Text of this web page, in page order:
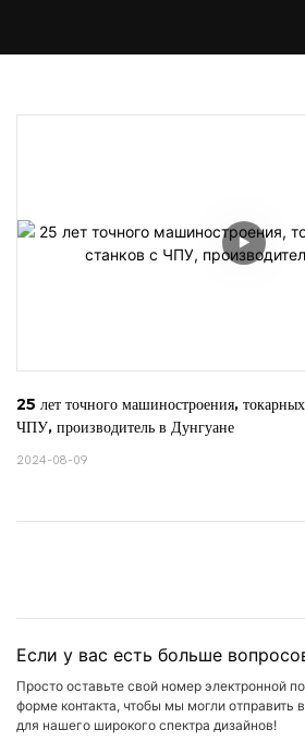
25 лет точного машиностроения,
ЧПУ, производитель в Дунгуане
2024-08-09
Если у вас есть больше
Просто оставьте свой номер электронной
форме контакта, чтобы мы могли отправить
для нашего широкого спектра дизайнов!